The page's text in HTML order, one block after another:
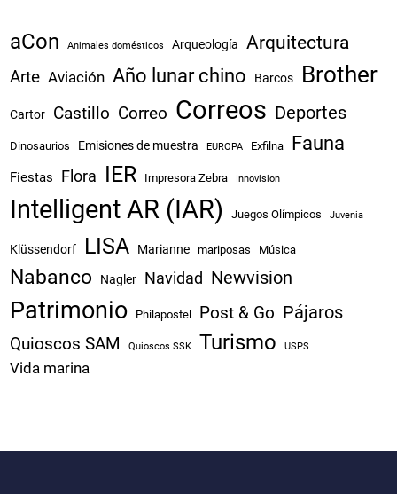
aCon Animales domésticos Arqueología Arquitectura
Arte Aviación Año lunar chino Barcos Brother
Cartor Castillo Correo Correos Deportes
Dinosaurios Emisiones de muestra EUROPA Exfilna Fauna
Fiestas Flora IER Impresora Zebra Innovision
Intelligent AR (IAR) Juegos Olímpicos Juvenia
Klüssendorf LISA Marianne mariposas Música
Nabanco Nagler Navidad Newvision
Patrimonio Philapostel Post & Go Pájaros
Quioscos SAM Quioscos SSK Turismo USPS
Vida marina